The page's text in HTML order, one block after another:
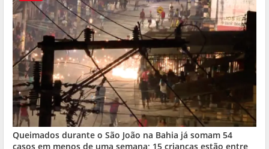
Queimados durante o São João na Bahia já somam 54
casos em menos de uma semana; 15 crianças estão entre